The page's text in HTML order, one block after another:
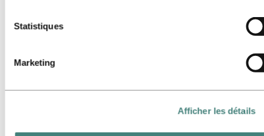
correspondants. Vous pouvez consulter ces tiers dans la
Statistiques
Marketing
Afficher les détails
À propos de l'aluminium
Accédez à :
Notre approche
Feuille de route vers la neutralité carbone